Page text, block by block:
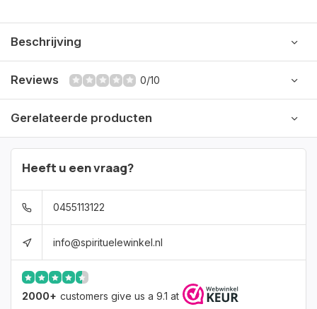
Beschrijving
Reviews 0/10
Gerelateerde producten
Heeft u een vraag?
0455113122
info@spirituelewinkel.nl
2000+ customers give us a 9.1 at